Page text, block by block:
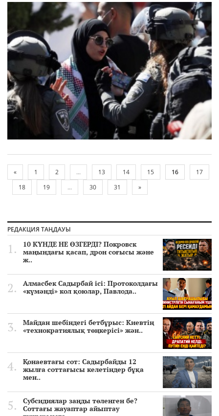
« 1 2 ... 13 14 15 16
17
18
19 ... 30 31 »
РЕДАКЦИЯ ТАҢДАУЫ
10 КҮНДЕ НЕ ӨЗГЕРДІ? Покровск
маңындағы қасап, дрон соғысы және
ж..
Алмасбек Садырбай ісі: Протоколдағы
«күмәнді» кол қоюлар, Павлода..
Майдан шебіндегі бетбұрыс: Киевтің
«технократиялық төңкерісі» жән..
Қонаевтағы сот: Садырбайды 12
жылға соттағысы келетіндер бұқа
мен..
Субсидиялар заңды төленген бе?
Соттағы жауаптар айыптау